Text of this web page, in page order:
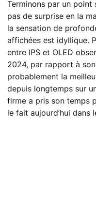
Terminons par un point
pas de surprise en la
la sensation de
affichées est idyllique.
entre IPS et OLED
2024, par rapport à
probablement la
depuis longtemps sur
firme a pris son temps
le fait aujourd’hui dans